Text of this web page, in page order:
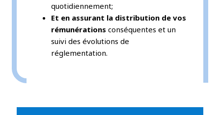
quotidiennement;
Et en assurant la distribution de vos
rémunérations conséquentes et un
suivi des évolutions de
réglementation.